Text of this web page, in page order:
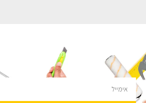
השארו
מעוניינים לקבל עדכונים על מבצעים והנחות הירשמו